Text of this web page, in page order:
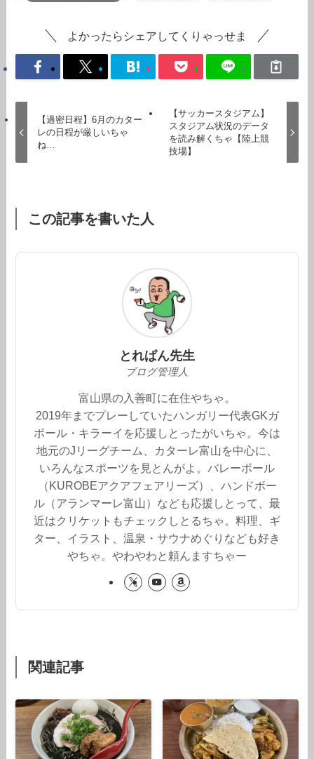
よかったらシェアしてくりゃっせま
【過密日程】6月のカター
レの日程が厳しいちゃ
ね…
【サッカースタジアム】
スタジアム状況のデータ
を読み解くちゃ【陸上競
技場】
この記事を書いた人
とれぱん先生
ブログ管理人
富山県の入善町に在住やちゃ。
2019年までプレーしていたハンガリー代表GKガ
ボール・キラーイを応援しとったがいちゃ。今は
地元のJリーグチーム、カターレ富山を中心に、
いろんなスポーツを見とんがよ。バレーボール
（KUROBEアクアフェアリーズ）、ハンドボー
ル（アランマーレ富山）なども応援しとって、最
近はクリケットもチェックしとるちゃ。料理、ギ
ター、イラスト、温泉・サウナめぐりなども好き
やちゃ。やわやわと頼んますちゃー
関連記事